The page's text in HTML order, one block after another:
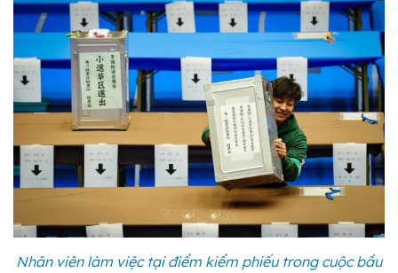
Nhân viên làm việc tại điểm kiểm phiếu trong cuộc bầu